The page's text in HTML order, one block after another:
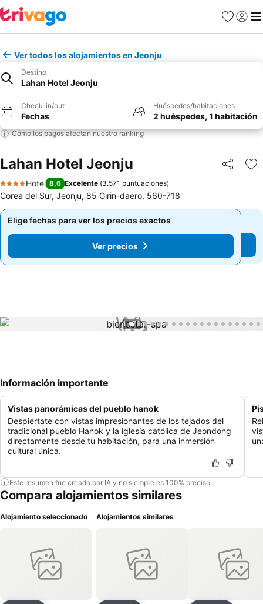
Favoritos
Iniciar
Ver todos los alojamientos en Jeonju
Destino
Lahan Hotel Jeonju
Check-in/out
Fechas
Huéspedes/habitaciones
2 huéspedes, 1 habitación
Cómo los pagos afectan nuestro ranking
Lahan Hotel Jeonju Compartir
4 Estrellas
Hotel 8,6 Excelente (3.571 puntuaciones)
Corea del Sur, Jeonju, 85 Girin-daero, 560-718
Elige fechas para ver los precios exactos
Ver precios
Elige fechas para ver los precios exactos
Ver precios
1 / 73
Información importante
Vistas panorámicas del pueblo hanok
Despiértate con vistas impresionantes de los tejados del
tradicional pueblo Hanok y la iglesia católica de Jeondong
directamente desde tu habitación, para una inmersión
cultural única.
Este resumen fue creado por IA y no siempre es 100% preciso.
Compara alojamientos similares
Alojamiento seleccionado Alojamientos similares